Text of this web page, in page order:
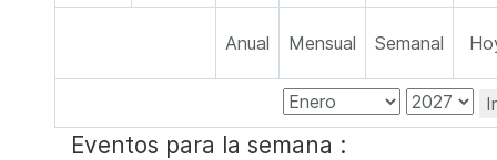
Anual Mensual Semanal
Eventos para la semana :